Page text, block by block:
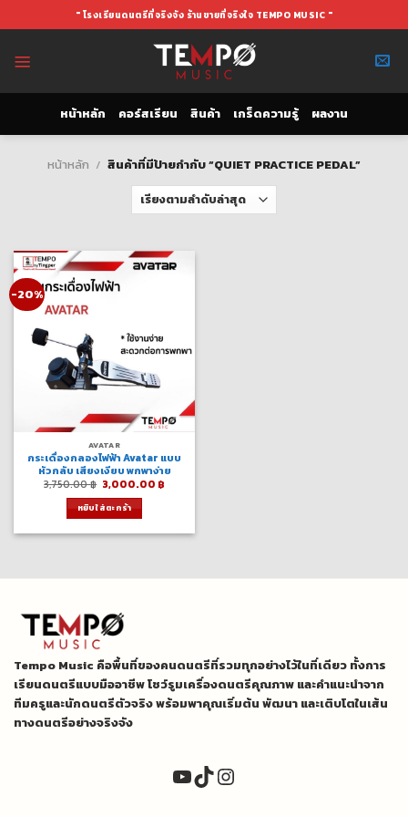
to
" โรงเรียนดนตรีที่จริงจัง ร้านขายที่จริงใจ TEMPO MUSIC "
หน้าหลัก คอร์สเรียน สินค้า เกร็ดความรู้ ผลงาน
หน้าหลัก / สินค้าที่มีป้ายกำกับ “QUIET PRACTICE PEDAL”
-20%
AVATAR
กระเดื่องกลองไฟฟ้า Avatar แบบ
หัวกลับ เสียงเงียบ พกพาง่าย
3,750.00฿ Original
price
was:
3,750.00 ฿.
3,000.00 ฿Current
หยิบใส่ตะกร้า
Tempo Music คือพื้นที่ของคนดนตรีที่รวมทุกอย่างไว้ในที่เดียว ทั้งการ
เรียนดนตรีแบบมืออาชีพ โชว์รูมเครื่องดนตรีคุณภาพ และคำแนะนำจาก
ทีมครูและนักดนตรีตัวจริง พร้อมพาคุณเริ่มต้น พัฒนา และเติบโตในเส้น
ทางดนตรีอย่างจริงจัง
YouTube
TikTok
Instagram